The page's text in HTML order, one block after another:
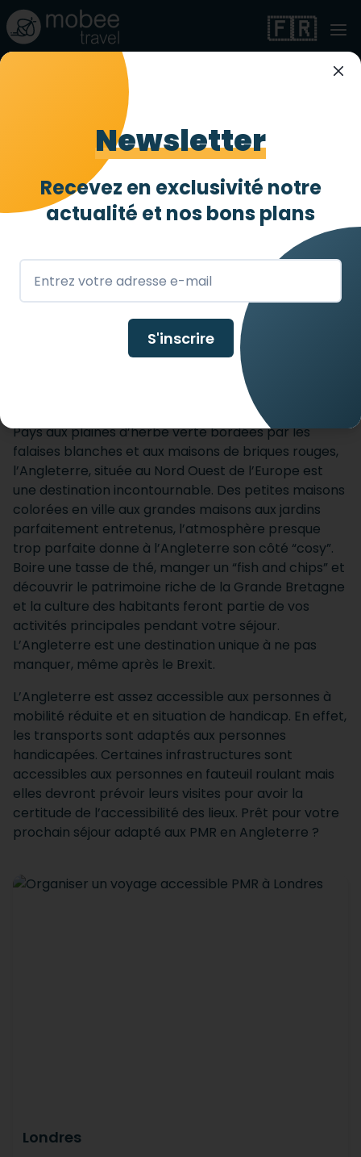
🇫🇷
Angleterre
ANGLETERRE
Pays aux plaines d’herbe verte bordées par les
falaises blanches et aux maisons de briques rouges,
l’Angleterre, située au Nord Ouest de l’Europe est
une destination incontournable. Des petites maisons
colorées en ville aux grandes maisons aux jardins
parfaitement entretenus, l’atmosphère presque
trop parfaite donne à l’Angleterre son côté “cosy”.
Boire une tasse de thé, manger un “fish and chips” et
découvrir le patrimoine riche de la Grande Bretagne
et la culture des habitants feront partie de vos
activités principales pendant votre séjour.
L’Angleterre est une destination unique à ne pas
manquer, même après le Brexit.
L’Angleterre est assez accessible aux personnes à
mobilité réduite et en situation de handicap. En effet,
les transports sont adaptés aux personnes
handicapées. Certaines infrastructures sont
accessibles aux personnes en fauteuil roulant mais
elles devront prévoir leurs visites pour avoir la
certitude de l’accessibilité des lieux. Prêt pour votre
prochain séjour adapté aux PMR en Angleterre ?
Londres
Newsletter
Recevez en exclusivité notre
actualité et nos bons plans
S'inscrire